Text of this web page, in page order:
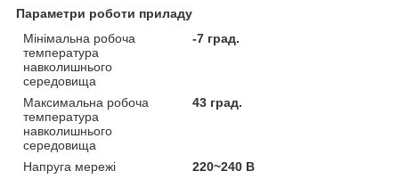
Параметри роботи приладу
Мінімальна робоча
температура
навколишнього
середовища
-7 град.
Максимальна робоча
температура
навколишнього
середовища
43 град.
Напруга мережі
220~240 В